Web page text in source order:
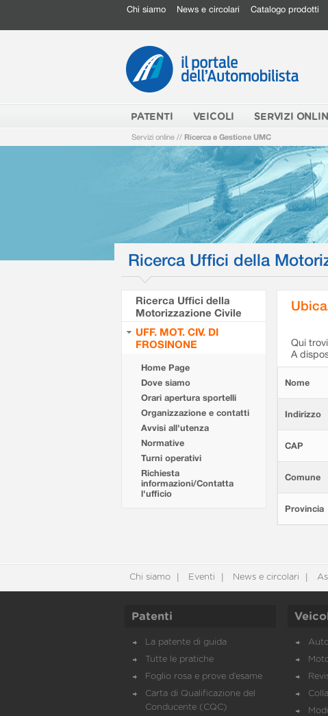
Chi siamo News e circolari Catalogo prodotti
PATENTI VEICOLI SERVIZI
Servizi online // Ricerca e Gestione UMC
Ricerca Uffici della
Ricerca Uffici della
Motorizzazione Civile
UFF. MOT. CIV. DI
FROSINONE
Home Page
Dove siamo
Orari apertura sportelli
Organizzazione e contatti
Avvisi all'utenza
Normative
Turni operativi
Richiesta
informazioni/Contatta
l'ufficio
Qui
A
Nome
Indirizzo
CAP
Comune
Provincia
Chi siamo Eventi News e circolari
Patenti
La patente di guida
Tutte le pratiche
Foglio rosa e prove d’esame
Carta di Qualificazione del
Conducente (CQC)